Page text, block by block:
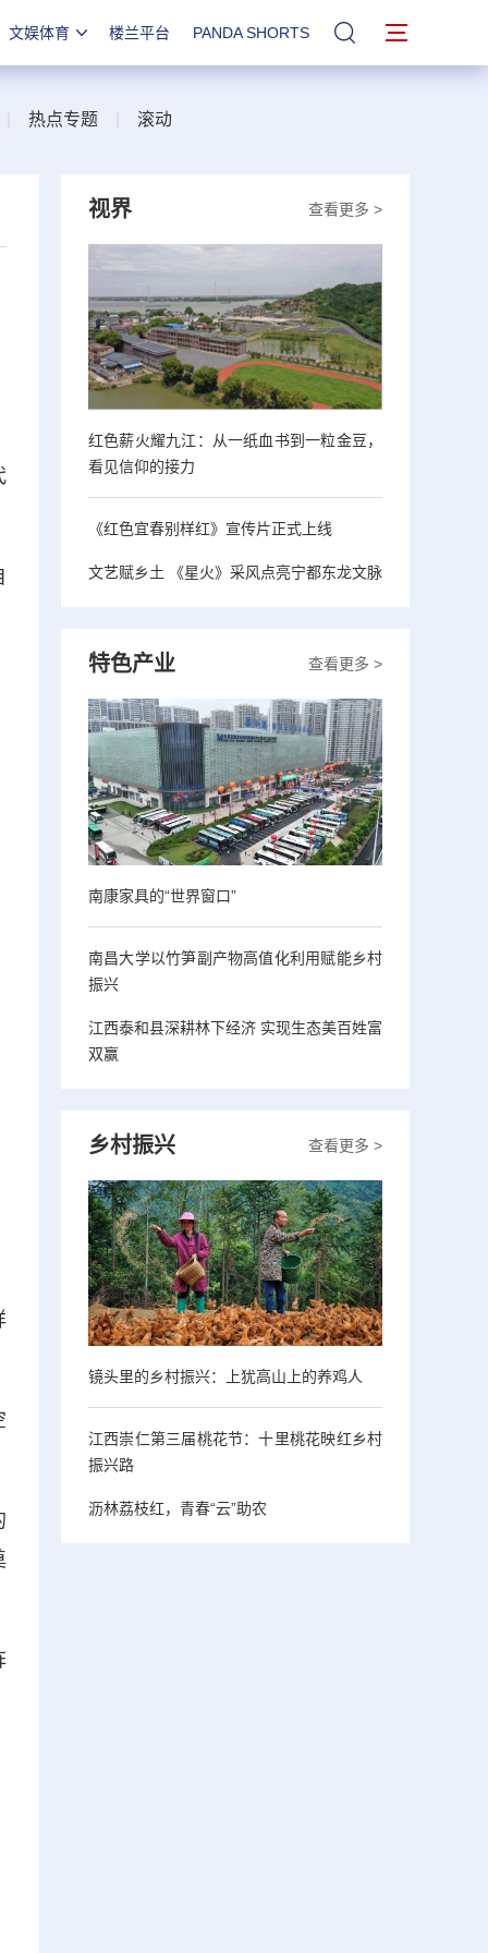
文娱体育 楼兰平台 PANDA SHORTS 站内搜索
热点专题 滚动
查看更多 >
视界
红色薪火耀九江：从一纸血书到一粒金豆，
看见信仰的接力
《红色宜春别样红》宣传片正式上线
文艺赋乡土 《星火》采风点亮宁都东龙文脉
查看更多 >
特色产业
南康家具的“世界窗口”
南昌大学以竹笋副产物高值化利用赋能乡村
振兴
江西泰和县深耕林下经济 实现生态美百姓富
双赢
查看更多 >
乡村振兴
镜头里的乡村振兴：上犹高山上的养鸡人
江西崇仁第三届桃花节：十里桃花映红乡村
振兴路
沥林荔枝红，青春“云”助农